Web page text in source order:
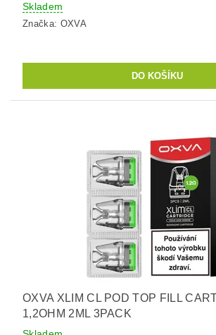
Skladem
Značka: OXVA
OXVA XLIM CL POD TOP FILL
1,2OHM 2ML 3PACK